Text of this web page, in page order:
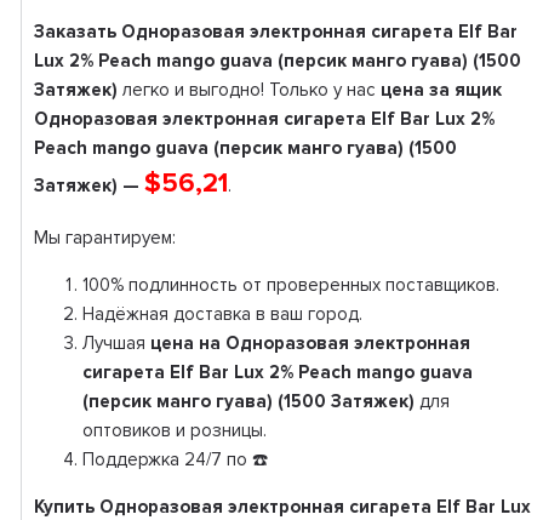
Заказать Одноразовая электронная сигарета Elf Bar
Lux 2% Peach mango guava (персик манго гуава) (1500
Затяжек) легко и выгодно! Только у нас цена за ящик
Одноразовая электронная сигарета Elf Bar Lux 2%
Peach mango guava (персик манго гуава) (1500
Затяжек) — $56,21.
Мы гарантируем:
100% подлинность от проверенных поставщиков.
Надёжная доставка в ваш город.
Лучшая цена на Одноразовая электронная
сигарета Elf Bar Lux 2% Peach mango guava
(персик манго гуава) (1500 Затяжек) для
оптовиков и розницы.
Поддержка 24/7 по ☎️
Купить Одноразовая электронная сигарета Elf Bar Lux